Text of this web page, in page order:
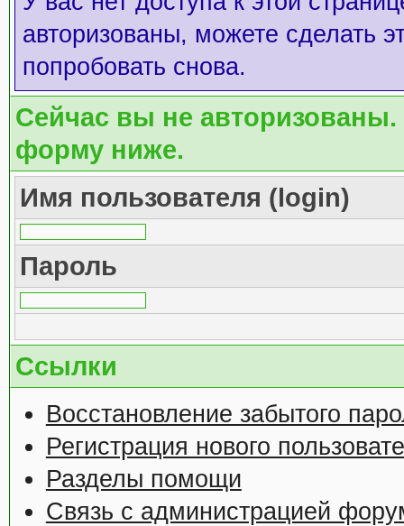
авторизованы, можете сделать
попробовать снова.
Сейчас вы не авторизованы.
форму ниже.
Имя пользователя (login)
Пароль
Ссылки
Восстановление забытого
Регистрация нового
Разделы помощи
Связь с администрацией